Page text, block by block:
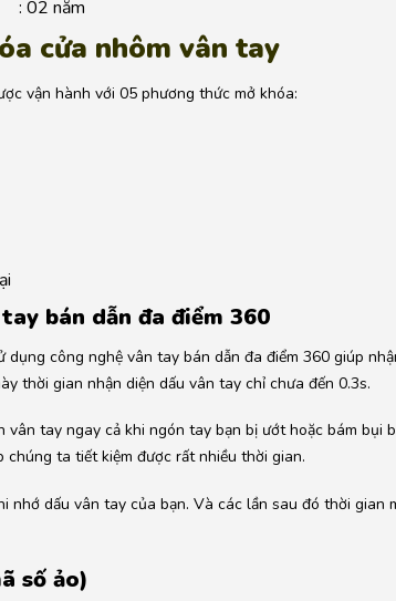
năm
cửa nhôm vân tay
vận hành với 05 phương thức mở khóa:
bán dẫn đa điểm 360
dụng công nghệ vân tay bán dẫn đa điểm 360 giúp
thời gian nhận diện dấu vân tay chỉ chưa đến 0.3s.
tay ngay cả khi ngón tay bạn bị ướt hoặc bám bụi
chúng ta tiết kiệm được rất nhiều thời gian.
nhớ dấu vân tay của bạn. Và các lần sau đó thời gian
số ảo)